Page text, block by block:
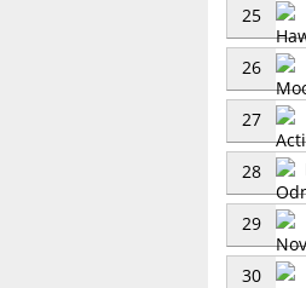
25
26
27
28
29
30